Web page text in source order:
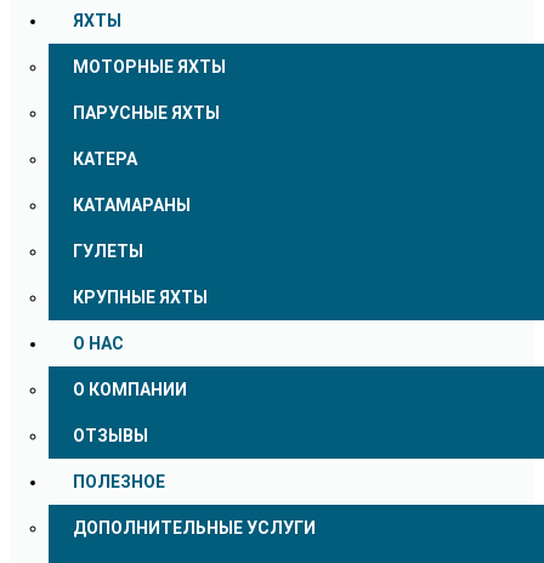
ЯХТЫ
МОТОРНЫЕ ЯХТЫ
ПАРУСНЫЕ ЯХТЫ
КАТЕРА
КАТАМАРАНЫ
ГУЛЕТЫ
КРУПНЫЕ ЯХТЫ
О НАС
О КОМПАНИИ
ОТЗЫВЫ
ПОЛЕЗНОЕ
ДОПОЛНИТЕЛЬНЫЕ УСЛУГИ